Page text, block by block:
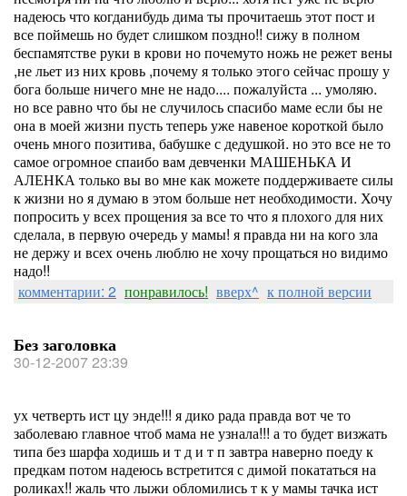
надеюсь что когданибудь дима ты прочитаешь этот пост и
все поймешь но будет слишком поздно!! сижу в полном
беспамятстве руки в крови но почемуто ножь не режет вены
,не льет из них кровь ,почему я только этого сейчас прошу у
бога больше ничего мне не надо.... пожалуйста ... умоляю.
но все равно что бы не случилось спасибо маме если бы не
она в моей жизни пусть теперь уже навеное короткой было
очень много позитива, бабушке с дедушкой. но это все не то
самое огромное спаибо вам девченки МАШЕНЬКА И
АЛЕНКА только вы во мне как можете поддерживаете силы
к жизни но я думаю в этом больше нет необходимости. Хочу
попросить у всех прощения за все то что я плохого для них
сделала, в первую очередь у мамы! я правда ни на кого зла
не держу и всех очень люблю не хочу прощаться но видимо
надо!!
комментарии: 2 понравилось! вверх^ к полной версии
Без заголовка
30-12-2007 23:39
ух четверть ист цу энде!!! я дико рада правда вот че то
заболеваю главное чтоб мама не узнала!!! а то будет визжать
типа без шарфа ходишь и т д и т п завтра наверно поеду к
предкам потом надеюсь встретится с димой покататься на
роликах!! жаль что лыжи обломились т к у мамы тачка ист